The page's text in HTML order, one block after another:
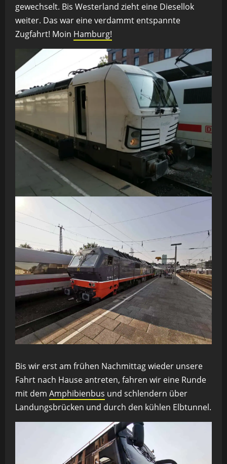
gewechselt. Bis Westerland zieht eine Diesellok
weiter. Das war eine verdammt entspannte
Zugfahrt! Moin Hamburg!
Bis wir erst am frühen Nachmittag wieder unsere
Fahrt nach Hause antreten, fahren wir eine Runde
mit dem Amphibienbus und schlendern über
Landungsbrücken und durch den kühlen Elbtunnel.